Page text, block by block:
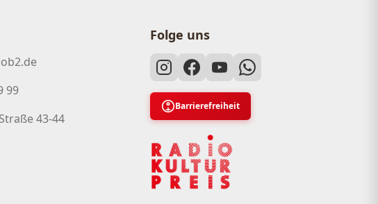
99
43-44
Folge uns
Barrierefreiheit